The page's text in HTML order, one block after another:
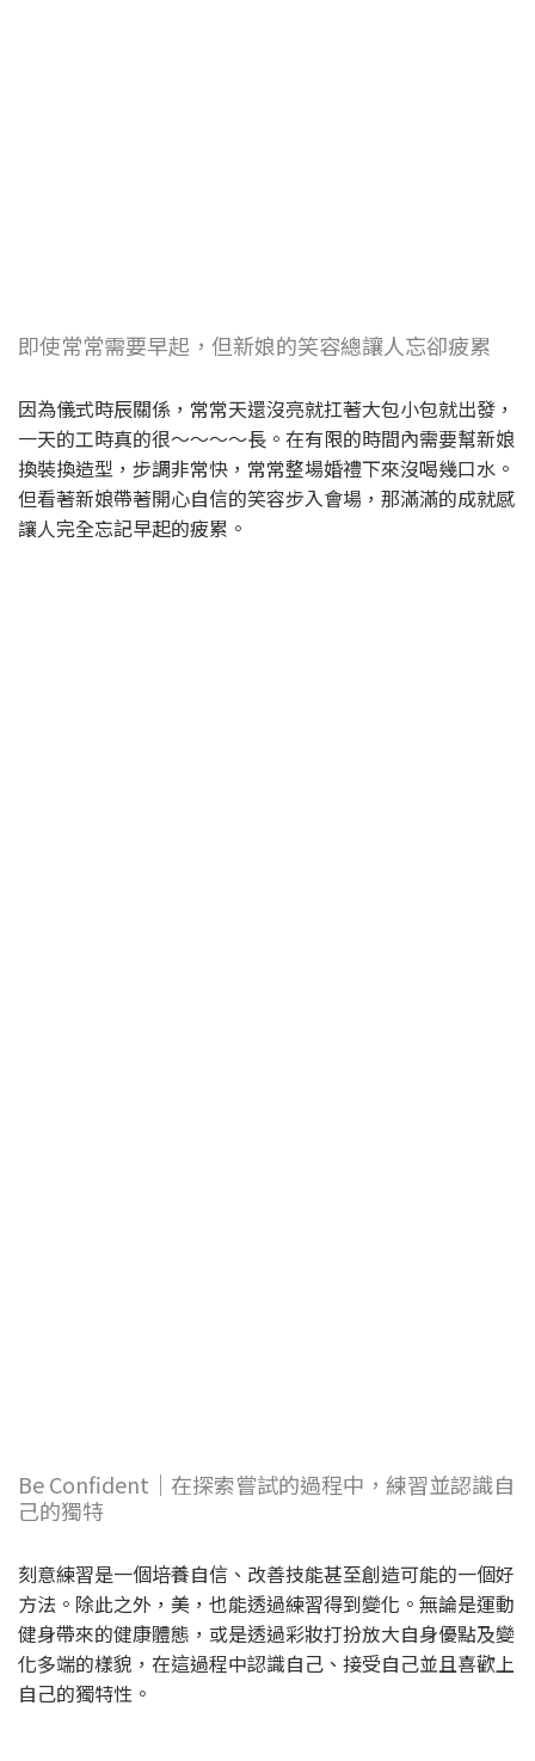
即使常常需要早起，但新娘的笑容總讓人忘卻疲累
因為儀式時辰關係，常常天還沒亮就扛著大包小包就出發，
一天的工時真的很～～～～長。在有限的時間內需要幫新娘
換裝換造型，步調非常快，常常整場婚禮下來沒喝幾口水。
但看著新娘帶著開心自信的笑容步入會場，那滿滿的成就感
讓人完全忘記早起的疲累。
Be Confident｜在探索嘗試的過程中，練習並認識自
己的獨特
刻意練習是一個培養自信、改善技能甚至創造可能的一個好
方法。除此之外，美，也能透過練習得到變化。無論是運動
健身帶來的健康體態，或是透過彩妝打扮放大自身優點及變
化多端的樣貌，在這過程中認識自己、接受自己並且喜歡上
自己的獨特性。